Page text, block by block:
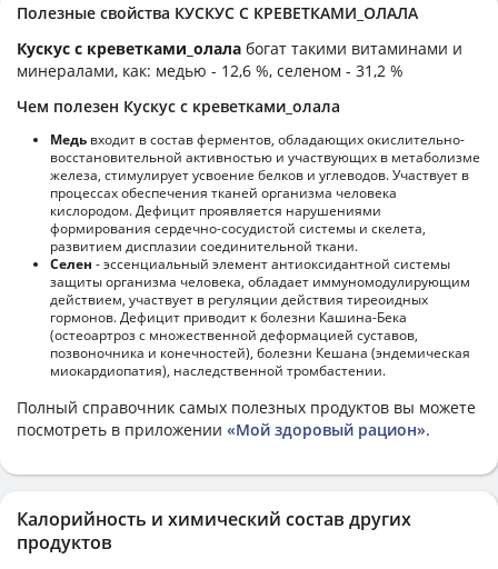
Полезные свойства КУСКУС С КРЕВЕТКАМИ_ОЛАЛА
Кускус с креветками_олала богат такими витаминами и
минералами, как: медью - 12,6 %, селеном - 31,2 %
Чем полезен Кускус с креветками_олала
Медь входит в состав ферментов, обладающих окислительно-
восстановительной активностью и участвующих в метаболизме
железа, стимулирует усвоение белков и углеводов. Участвует в
процессах обеспечения тканей организма человека
кислородом. Дефицит проявляется нарушениями
формирования сердечно-сосудистой системы и скелета,
развитием дисплазии соединительной ткани.
Селен - эссенциальный элемент антиоксидантной системы
защиты организма человека, обладает иммуномодулирующим
действием, участвует в регуляции действия тиреоидных
гормонов. Дефицит приводит к болезни Кашина-Бека
(остеоартроз с множественной деформацией суставов,
позвоночника и конечностей), болезни Кешана (эндемическая
миокардиопатия), наследственной тромбастении.
Полный справочник самых полезных продуктов вы можете
посмотреть в приложении «Мой здоровый рацион».
Калорийность и химический состав других
продуктов